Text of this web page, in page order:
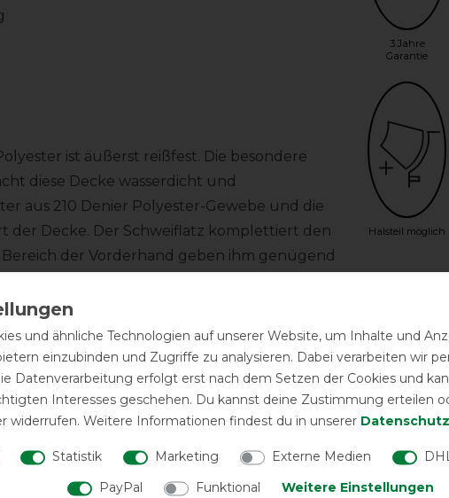
ist äußerst reißfest. Die besondere
diese Decke wasserdicht und
aus 210 Denier Polyester-Gewebe und die
der Decke. Der Schweiflatz komplettiert den
der Vorderhand geben ihm genügend
Schnallen verschlossen. Die
Des weiteren verfügt die Decke
Die Decke ist im Halsbereich mit Ösen
(nicht im Lieferumfang enthalten) befestigt
3 Jahre
Garantie
Halsteil möglich
und ähnliche Technologien auf unserer Website, um Inhalte und
einzubinden und Zugriffe zu analysieren. Dabei verarbeiten wir
Datenverarbeitung erfolgt erst nach dem Setzen der Cookies und
Interesses geschehen. Du kannst deine Zustimmung erteilen
widerrufen. Weitere Informationen findest du in unserer
Statistik Marketing Externe Medien
PayPal
Funktional Weitere Einstellungen